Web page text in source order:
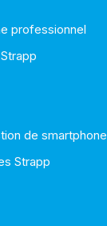
professionnel
de smartphone
Strapp